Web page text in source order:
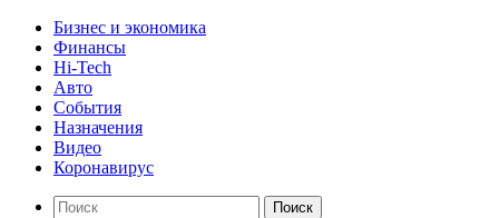
Бизнес и экономика
Финансы
Hi-Tech
Авто
События
Назначения
Видео
Коронавирус
Поиск